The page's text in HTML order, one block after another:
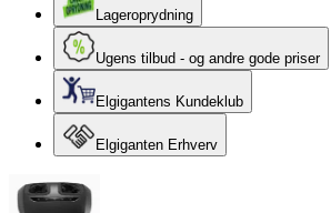
Lageroprydning
Ugens tilbud - og andre gode priser
Elgigantens Kundeklub
Elgiganten Erhverv